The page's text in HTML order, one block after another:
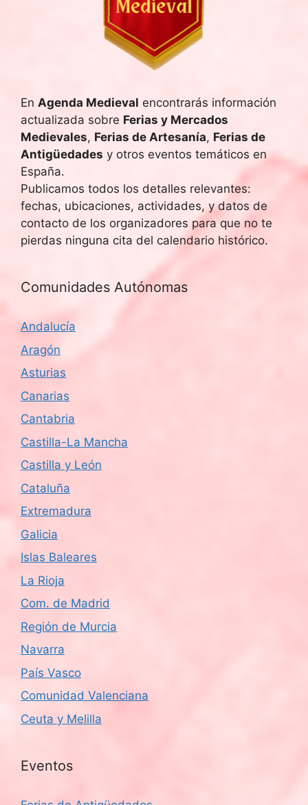
En Agenda Medieval encontrarás información
actualizada sobre Ferias y Mercados
Medievales, Ferias de Artesanía, Ferias de
Antigüedades y otros eventos temáticos en
España.
Publicamos todos los detalles relevantes:
fechas, ubicaciones, actividades, y datos de
contacto de los organizadores para que no te
pierdas ninguna cita del calendario histórico.
Comunidades Autónomas
Andalucía
Aragón
Asturias
Canarias
Cantabria
Castilla-La Mancha
Castilla y León
Cataluña
Extremadura
Galicia
Islas Baleares
La Rioja
Com. de Madrid
Región de Murcia
Navarra
País Vasco
Comunidad Valenciana
Ceuta y Melilla
Eventos